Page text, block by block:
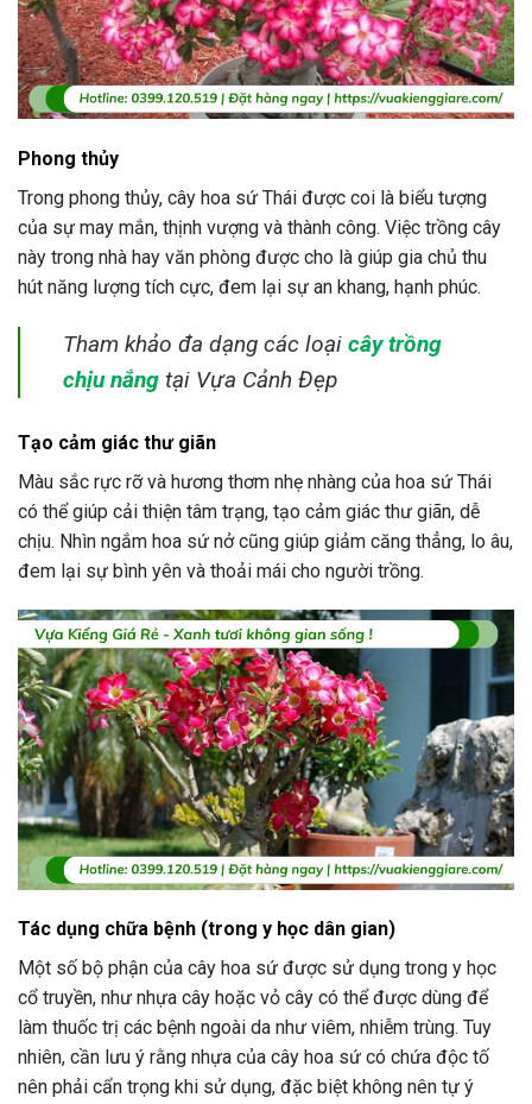
Phong thủy
Trong phong thủy, cây hoa sứ Thái được coi là biểu tượng
của sự may mắn, thịnh vượng và thành công. Việc trồng cây
này trong nhà hay văn phòng được cho là giúp gia chủ thu
hút năng lượng tích cực, đem lại sự an khang, hạnh phúc.
Tham khảo đa dạng các loại cây trồng
chịu nắng tại Vựa Cảnh Đẹp
Tạo cảm giác thư giãn
Màu sắc rực rỡ và hương thơm nhẹ nhàng của hoa sứ Thái
có thể giúp cải thiện tâm trạng, tạo cảm giác thư giãn, dễ
chịu. Nhìn ngắm hoa sứ nở cũng giúp giảm căng thẳng, lo âu,
đem lại sự bình yên và thoải mái cho người trồng.
Tác dụng chữa bệnh (trong y học dân gian)
Một số bộ phận của cây hoa sứ được sử dụng trong y học
cổ truyền, như nhựa cây hoặc vỏ cây có thể được dùng để
làm thuốc trị các bệnh ngoài da như viêm, nhiễm trùng. Tuy
nhiên, cần lưu ý rằng nhựa của cây hoa sứ có chứa độc tố
nên phải cẩn trọng khi sử dụng, đặc biệt không nên tự ý